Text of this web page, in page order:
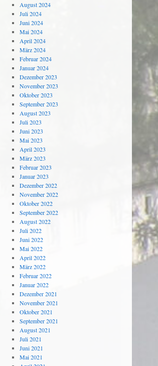
August 2024
Juli 2024
Juni 2024
Mai 2024
April 2024
März 2024
Februar 2024
Januar 2024
Dezember 2023
November 2023
Oktober 2023
September 2023
August 2023
Juli 2023
Juni 2023
Mai 2023
April 2023
März 2023
Februar 2023
Januar 2023
Dezember 2022
November 2022
Oktober 2022
September 2022
August 2022
Juli 2022
Juni 2022
Mai 2022
April 2022
März 2022
Februar 2022
Januar 2022
Dezember 2021
November 2021
Oktober 2021
September 2021
August 2021
Juli 2021
Juni 2021
Mai 2021